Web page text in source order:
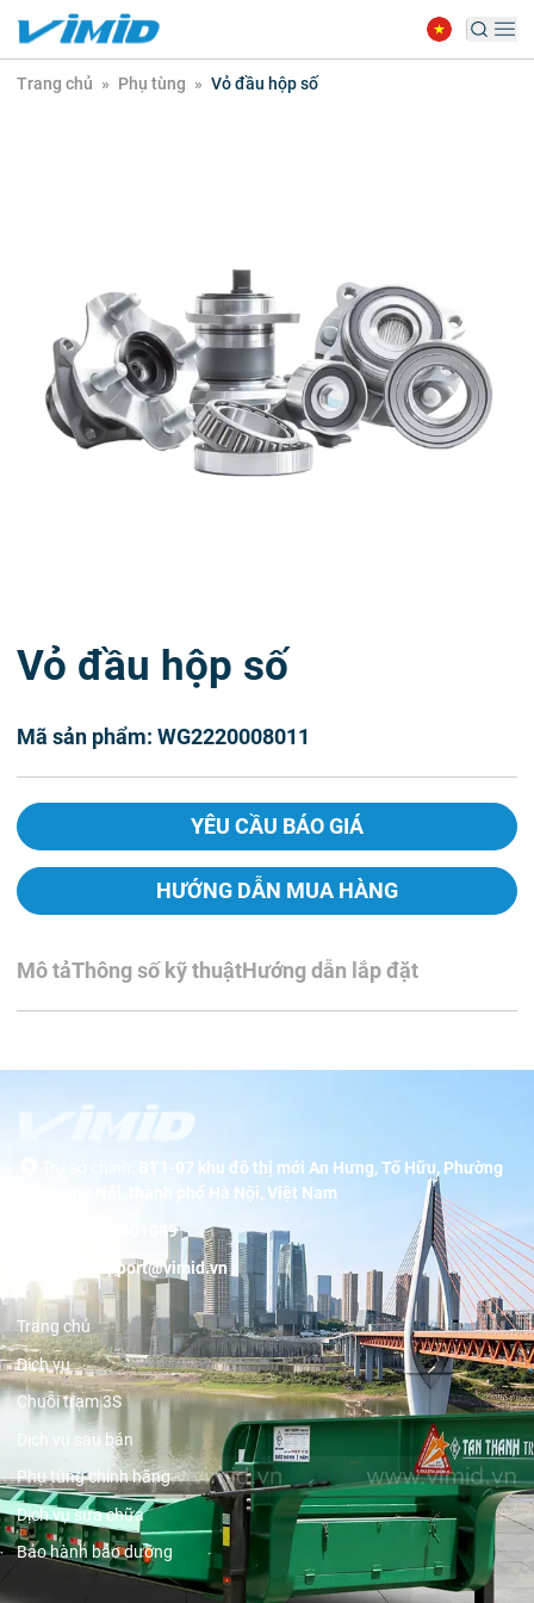
Trang chủ » Phụ tùng » Vỏ đầu hộp số
Vỏ đầu hộp số
Mã sản phẩm: WG2220008011
YÊU CẦU BÁO GIÁ
HƯỚNG DẪN MUA HÀNG
Mô tảThông số kỹ thuậtHướng dẫn lắp đặt
BT1-07 khu đô thị mới An Hưng, Tố Hữu, Phường
Dương Nội, thành phố Hà Nội, Việt Nam
19001089
support@vimid.vn
Trang chủ
Dịch vụ
Chuỗi trạm 3S
Dịch vụ sau bán
Phụ tùng chính hãng
Dịch vụ sửa chữa
Bảo hành bảo dưỡng